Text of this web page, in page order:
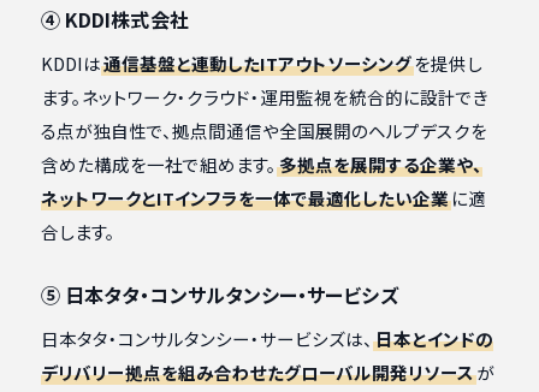
④ KDDI株式会社
KDDIは通信基盤と連動したITアウトソーシングを提供し
ます。ネットワーク・クラウド・運用監視を統合的に設計でき
る点が独自性で、拠点間通信や全国展開のヘルプデスクを
含めた構成を一社で組めます。 多拠点を展開する企業や、
ネットワークとITインフラを一体で最適化したい企業に適
合します。
⑤ 日本タタ・コンサルタンシー・サービシズ
日本タタ・コンサルタンシー・サービシズは、 日本とインドの
デリバリー拠点を組み合わせたグローバル開発リソースが